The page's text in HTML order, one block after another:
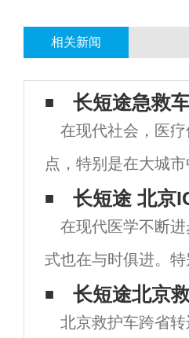
相关新闻
长短途急救
在现代社会，医
点，特别是在大城
得重要。在北京，
救车的需求量逐渐
应运而生。本文将
服
长短途 北京
在现代医学不断
式也在与时俱进。
ICU（重症监护室）
要。许多患者在接
长短途北京
北京救护车跨省